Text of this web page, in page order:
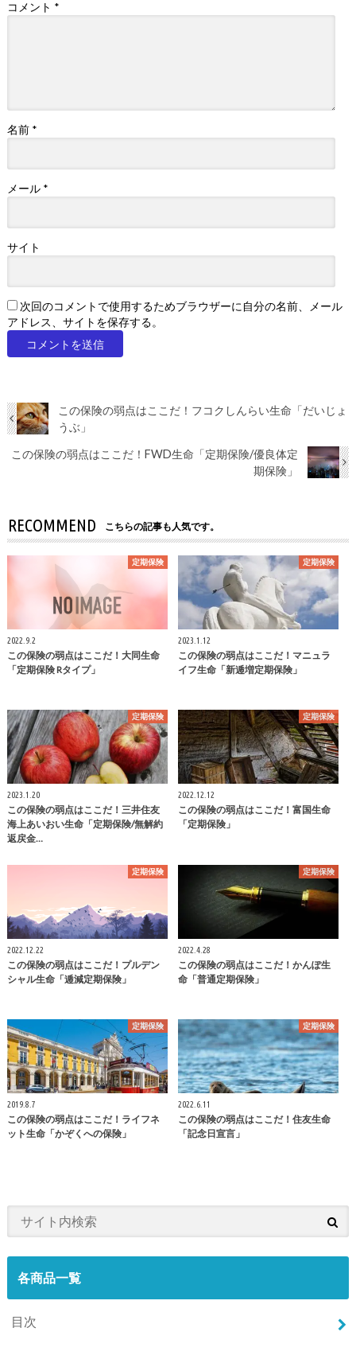
コメント *
名前 *
メール *
サイト
次回のコメントで使用するためブラウザーに自分の名前、メール
アドレス、サイトを保存する。
この保険の弱点はここだ！フコクしんらい生命「だいじょ
うぶ」
この保険の弱点はここだ！FWD生命「定期保険/優良体定
期保険」
RECOMMEND こちらの記事も人気です。
定期保険
2022.9.2
この保険の弱点はここだ！大同生命
「定期保険 Rタイプ」
定期保険
2023.1.12
この保険の弱点はここだ！マニュラ
イフ生命「新逓増定期保険」
定期保険
2023.1.20
この保険の弱点はここだ！三井住友
海上あいおい生命「定期保険/無解約
返戻金…
定期保険
2022.12.12
この保険の弱点はここだ！富国生命
「定期保険」
定期保険
2022.12.22
この保険の弱点はここだ！プルデン
シャル生命「逓減定期保険」
定期保険
2022.4.28
この保険の弱点はここだ！かんぽ生
命「普通定期保険」
定期保険
2019.8.7
この保険の弱点はここだ！ライフネ
ット生命「かぞくへの保険」
定期保険
2022.6.11
この保険の弱点はここだ！住友生命
「記念日宣言」
各商品一覧
目次